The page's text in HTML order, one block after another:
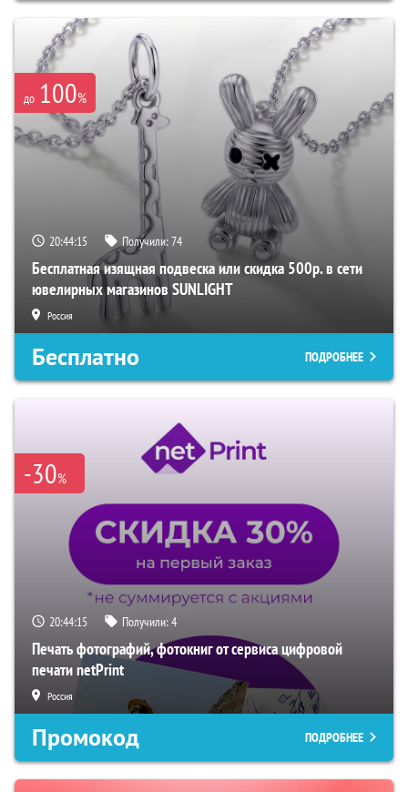
до 100%
20:44:14 Получили:74
Бесплатная изящная подвеска или скидка 500р. в сети
ювелирных магазинов SUNLIGHT
Россия
Бесплатно ПОДРОБНЕЕ
-30%
20:44:14 Получили:4
Печать фотографий, фотокниг от сервиса цифровой
печати netPrint
Россия
Промокод ПОДРОБНЕЕ